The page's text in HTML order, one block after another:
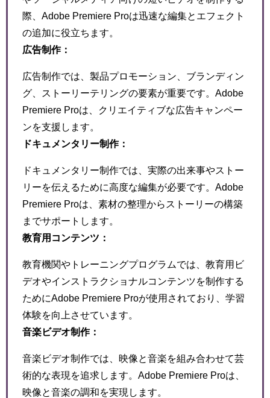
際、Adobe Premiere Proは迅速な編集とエフェクト
の追加に役立ちます。
広告制作：
広告制作では、製品プロモーション、ブランディン
グ、ストーリーテリングの要素が重要です。Adobe
Premiere Proは、クリエイティブな広告キャンペー
ンを支援します。
ドキュメンタリー制作：
ドキュメンタリー制作では、実際の出来事やストー
リーを伝えるために高度な編集が必要です。Adobe
Premiere Proは、素材の整理からストーリーの構築
までサポートします。
教育用コンテンツ：
教育機関やトレーニングプログラムでは、教育用ビ
デオやインストラクショナルコンテンツを制作する
ためにAdobe Premiere Proが使用されており、学習
体験を向上させています。
音楽ビデオ制作：
音楽ビデオ制作では、映像と音楽を組み合わせて芸
術的な表現を追求します。Adobe Premiere Proは、
映像と音楽の調和を実現します。